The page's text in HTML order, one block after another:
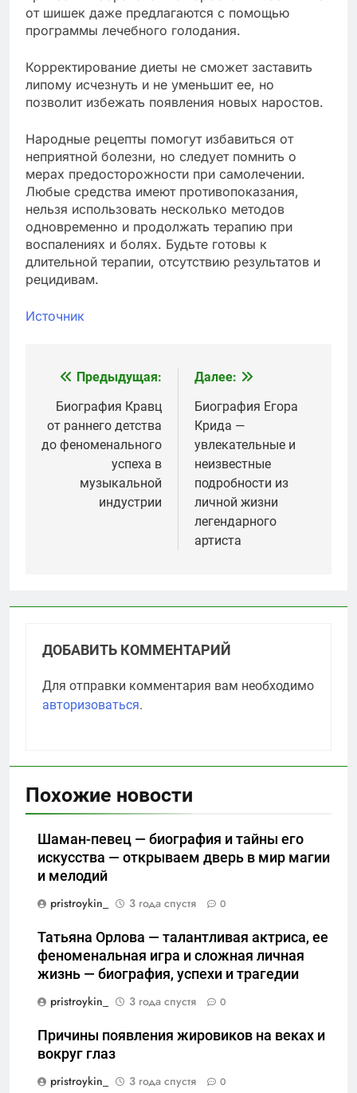
от шишек даже предлагаются с помощью
программы лечебного голодания.
Корректирование диеты не сможет заставить
липому исчезнуть и не уменьшит ее, но
позволит избежать появления новых наростов.
Народные рецепты помогут избавиться от
неприятной болезни, но следует помнить о
мерах предосторожности при самолечении.
Любые средства имеют противопоказания,
нельзя использовать несколько методов
одновременно и продолжать терапию при
воспалениях и болях. Будьте готовы к
длительной терапии, отсутствию результатов и
рецидивам.
Источник
Навигация
по
записям
Предыдущая:
Биография Кравц
от раннего детства
до феноменального
успеха в
музыкальной
индустрии
Далее:
Биография Егора
Крида —
увлекательные и
неизвестные
подробности из
личной жизни
легендарного
артиста
ДОБАВИТЬ КОММЕНТАРИЙ
Для отправки комментария вам необходимо
авторизоваться.
Похожие новости
Шаман-певец — биография и тайны его
искусства — открываем дверь в мир магии
и мелодий
pristroykin_
3 года спустя 0
Татьяна Орлова — талантливая актриса, ее
феноменальная игра и сложная личная
жизнь — биография, успехи и трагедии
pristroykin_
3 года спустя 0
Причины появления жировиков на веках и
вокруг глаз
pristroykin_
3 года спустя 0